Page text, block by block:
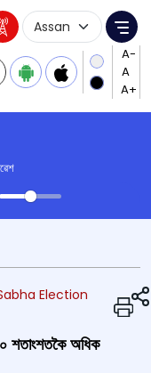
Language
খবর
Election
শতাংশতকৈ অধিক